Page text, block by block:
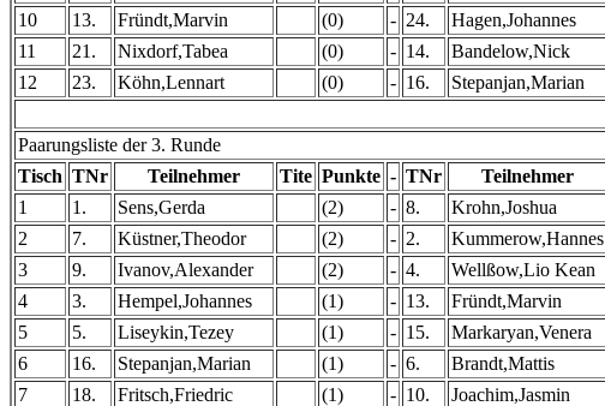
10
13. Fründt,Marvin (0) - 24. Hagen,Johannes
11
21. Nixdorf,Tabea (0) - 14. Bandelow,Nick
12
23. Köhn,Lennart (0) - 16. Stepanjan,Marian
Paarungsliste der 3. Runde
Tisch TNr Teilnehmer Tite Punkte - TNr Teilnehmer
1
1. Sens,Gerda (2) - 8. Krohn,Joshua
2
7. Küstner,Theodor (2) - 2. Kummerow,Hannes
3
9. Ivanov,Alexander (2) - 4. Wellßow,Lio Kean
4
3. Hempel,Johannes (1) - 13. Fründt,Marvin
5
5. Liseykin,Tezey (1) - 15. Markaryan,Venera
6
16. Stepanjan,Marian (1) - 6. Brandt,Mattis
7
18. Fritsch,Friedric (1) - 10. Joachim,Jasmin